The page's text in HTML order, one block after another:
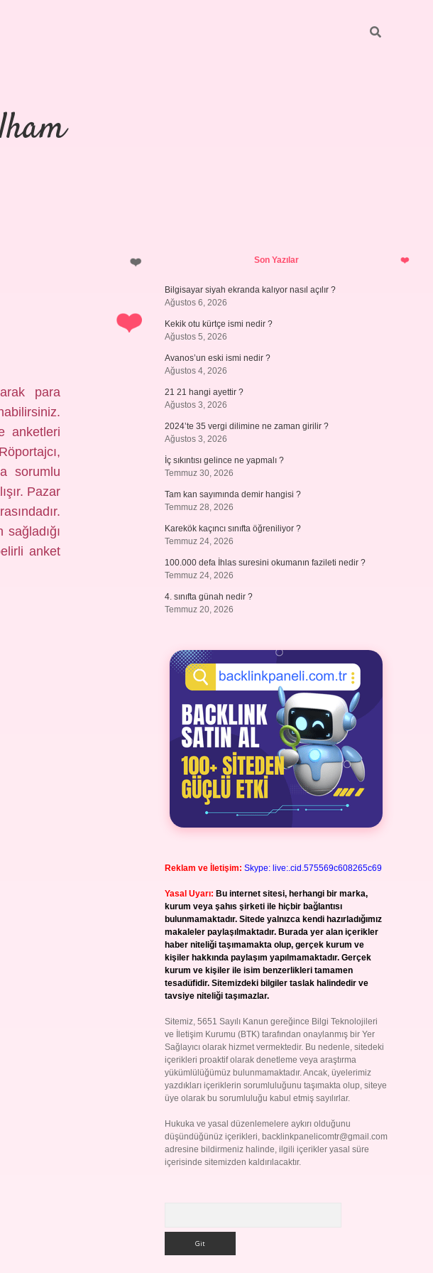
para
anketleri
sorumlu
Pazar
anket
SidebarSon Yazılar
Bilgisayar siyah ekranda kalıyor nasıl açılır ?
Ağustos 6, 2026
Kekik otu kürtçe ismi nedir ?
Ağustos 5, 2026
Avanos’un eski ismi nedir ?
Ağustos 4, 2026
21 21 hangi ayettir ?
Ağustos 3, 2026
2024’te 35 vergi dilimine ne zaman girilir ?
Ağustos 3, 2026
İç sıkıntısı gelince ne yapmalı ?
Temmuz 30, 2026
Tam kan sayımında demir hangisi ?
Temmuz 28, 2026
Karekök kaçıncı sınıfta öğreniliyor ?
Temmuz 24, 2026
100.000 defa İhlas suresini okumanın fazileti nedir ?
Temmuz 24, 2026
4. sınıfta günah nedir ?
Temmuz 20, 2026
Reklam ve İletişim: Skype: live:.cid.575569c608265c69
Yasal Uyarı: Bu internet sitesi, herhangi bir marka,
kurum veya şahıs şirketi ile hiçbir bağlantısı
bulunmamaktadır. Sitede yalnızca kendi hazırladığımız
makaleler paylaşılmaktadır. Burada yer alan içerikler
haber niteliği taşımamakta olup, gerçek kurum ve
kişiler hakkında paylaşım yapılmamaktadır. Gerçek
kurum ve kişiler ile isim benzerlikleri tamamen
tesadüfidir. Sitemizdeki bilgiler taslak halindedir ve
tavsiye niteliği taşımazlar.
Sitemiz, 5651 Sayılı Kanun gereğince Bilgi Teknolojileri
ve İletişim Kurumu (BTK) tarafından onaylanmış bir Yer
Sağlayıcı olarak hizmet vermektedir. Bu nedenle, sitedeki
içerikleri proaktif olarak denetleme veya araştırma
yükümlülüğümüz bulunmamaktadır. Ancak, üyelerimiz
yazdıkları içeriklerin sorumluluğunu taşımakta olup, siteye
üye olarak bu sorumluluğu kabul etmiş sayılırlar.
Hukuka ve yasal düzenlemelere aykırı olduğunu
düşündüğünüz içerikleri, backlinkpanelicomtr@gmail.com
adresine bildirmeniz halinde, ilgili içerikler yasal süre
içerisinde sitemizden kaldırılacaktır.